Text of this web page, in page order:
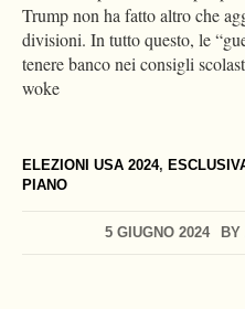
ELEZIONI USA 2024,
PIANO
5 GIUGNO 2024 BY
Trump non ha fatto altro che
divisioni. In tutto questo, le
tenere banco nei consigli
woke